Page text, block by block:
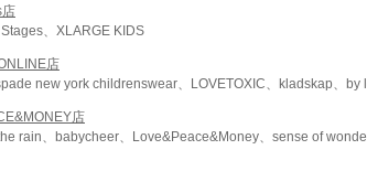
、XLARGE KIDS
店
new york childrenswear、LOVETOXIC、kladskap、
店
rain、babycheer、Love&Peace&Money、sense of